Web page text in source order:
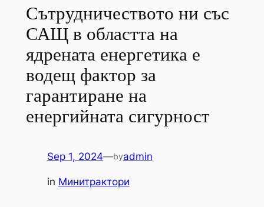
Сътрудничеството ни със
САЩ в областта на
ядрената енергетика е
водещ фактор за
гарантиране на
енергийната сигурност
Sep 1, 2024—byadmin
in Минитрактори